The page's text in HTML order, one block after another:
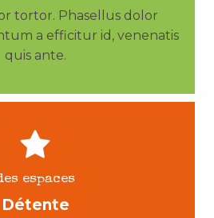
tortor. Phasellus dolor
a efficitur id, venenatis
quis ante.
espaces
Détente